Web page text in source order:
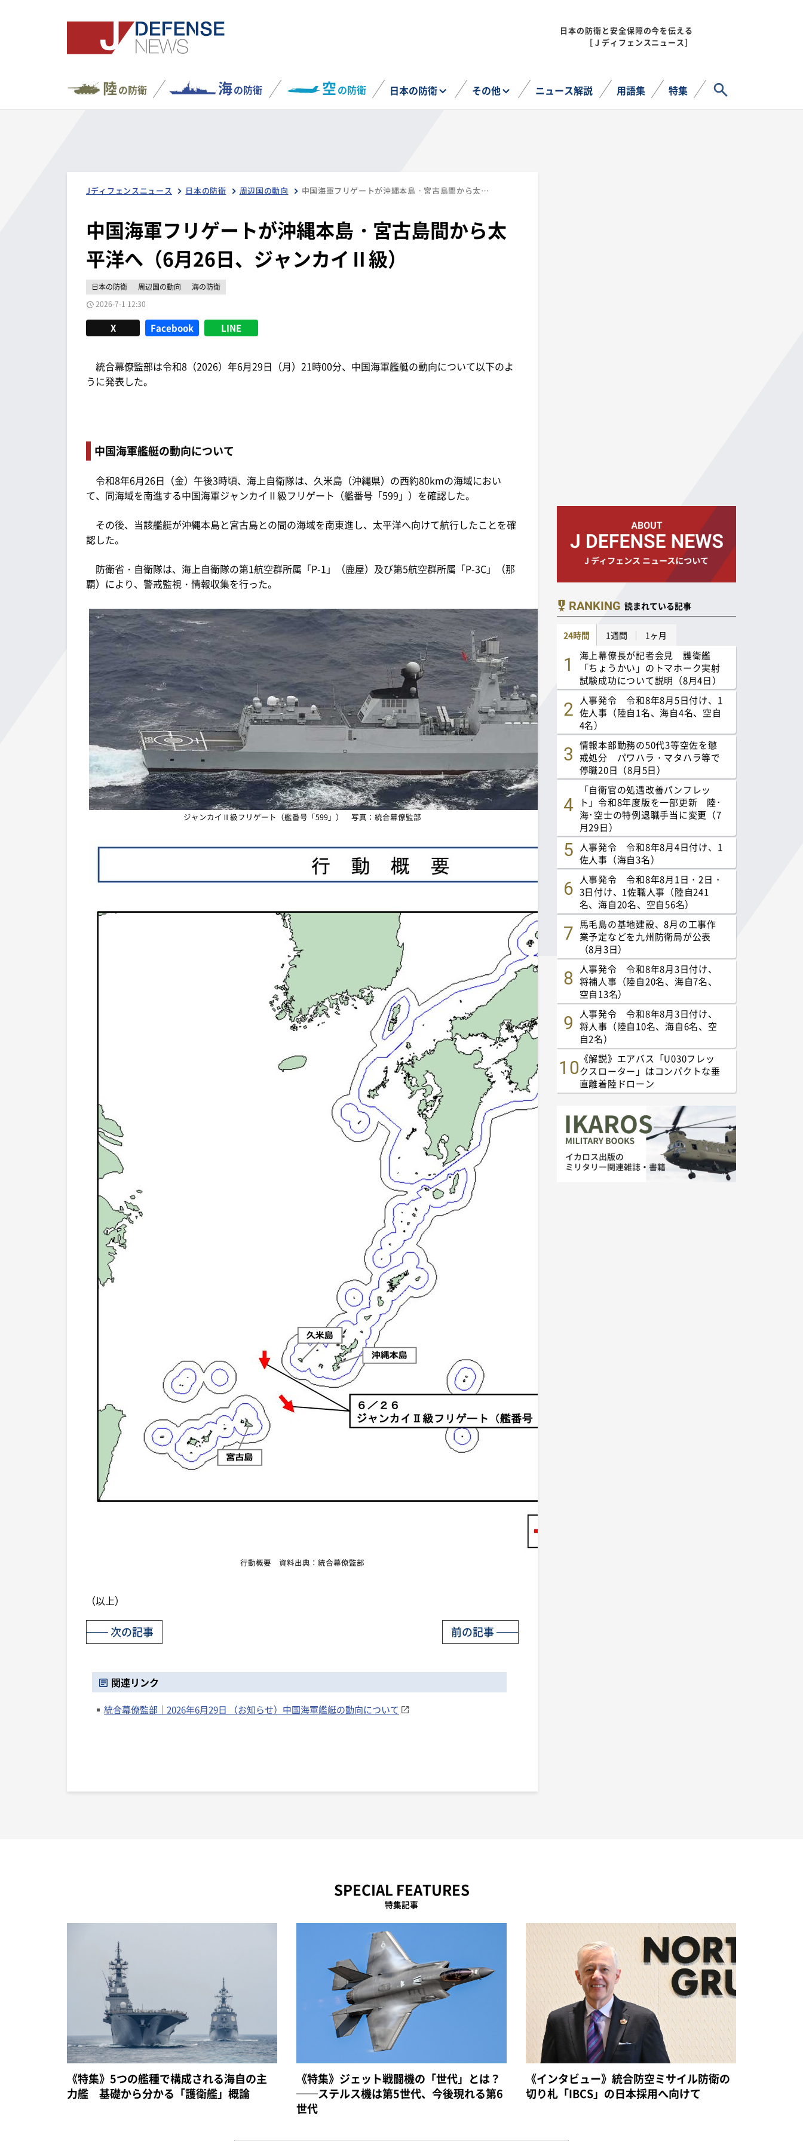
日本の防衛と安全保障の今を伝える
［Ｊディフェンスニュース］
陸の防衛 海の防衛 空の防衛 日本の防衛 その他 ニュース解説 用語集 特集
Jディフェンスニュース 日本の防衛 周辺国の動向 中国海軍フリゲートが沖縄本島・宮古島間から太平洋へ（6月26日、ジャンカイⅡ級）
中国海軍フリゲートが沖縄本島・宮古島間から太
平洋へ（6月26日、ジャンカイⅡ級）
日本の防衛 周辺国の動向
海の防衛
2026-7-1 12:30
X Facebook LINE
統合幕僚監部は令和8（2026）年6月29日（月）21時00分、中国海軍艦艇の動向について以下のよ
うに発表した。
中国海軍艦艇の動向について
令和8年6月26日（金）午後3時頃、海上自衛隊は、久米島（沖縄県）の西約80kmの海域におい
て、同海域を南進する中国海軍ジャンカイⅡ級フリゲート（艦番号「599」）を確認した。
その後、当該艦艇が沖縄本島と宮古島との間の海域を南東進し、太平洋へ向けて航行したことを確
認した。
防衛省・自衛隊は、海上自衛隊の第1航空群所属「P-1」（鹿屋）及び第5航空群所属「P-3C」（那
覇）により、警戒監視・情報収集を行った。
ジャンカイⅡ級フリゲート（艦番号「599」） 写真：統合幕僚監部
行動概要 資料出典：統合幕僚監部
（以上）
前の記事
次の記事
関連リンク
統合幕僚監部｜2026年6月29日 （お知らせ）中国海軍艦艇の動向について
RANKING 読まれている記事
24時間 1週間 1ヶ月
海上幕僚長が記者会見 護衛艦
「ちょうかい」のトマホーク実射
試験成功について説明（8月4日）
人事発令 令和8年8月5日付け、1
佐人事（陸自1名、海自4名、空自
4名）
情報本部勤務の50代3等空佐を懲
戒処分 パワハラ・マタハラ等で
停職20日（8月5日）
「自衛官の処遇改善パンフレッ
ト」令和8年度版を一部更新 陸･
海･空士の特例退職手当に変更（7
月29日）
人事発令 令和8年8月4日付け、1
佐人事（海自3名）
人事発令 令和8年8月1日・2日・
3日付け、1佐職人事（陸自241
名、海自20名、空自56名）
馬毛島の基地建設、8月の工事作
業予定などを九州防衛局が公表
（8月3日）
人事発令 令和8年8月3日付け、
将補人事（陸自20名、海自7名、
空自13名）
人事発令 令和8年8月3日付け、
将人事（陸自10名、海自6名、空
自2名）
《解説》エアバス「U030フレッ
クスローター」はコンパクトな垂
直離着陸ドローン
SPECIAL FEATURES
特集記事
《特集》5つの艦種で構成される海自の主
力艦 基礎から分かる「護衛艦」概論
《特集》ジェット戦闘機の「世代」とは？
──ステルス機は第5世代、今後現れる第6
世代
《インタビュー》統合防空ミサイル防衛の
切り札「IBCS」の日本採用へ向けて